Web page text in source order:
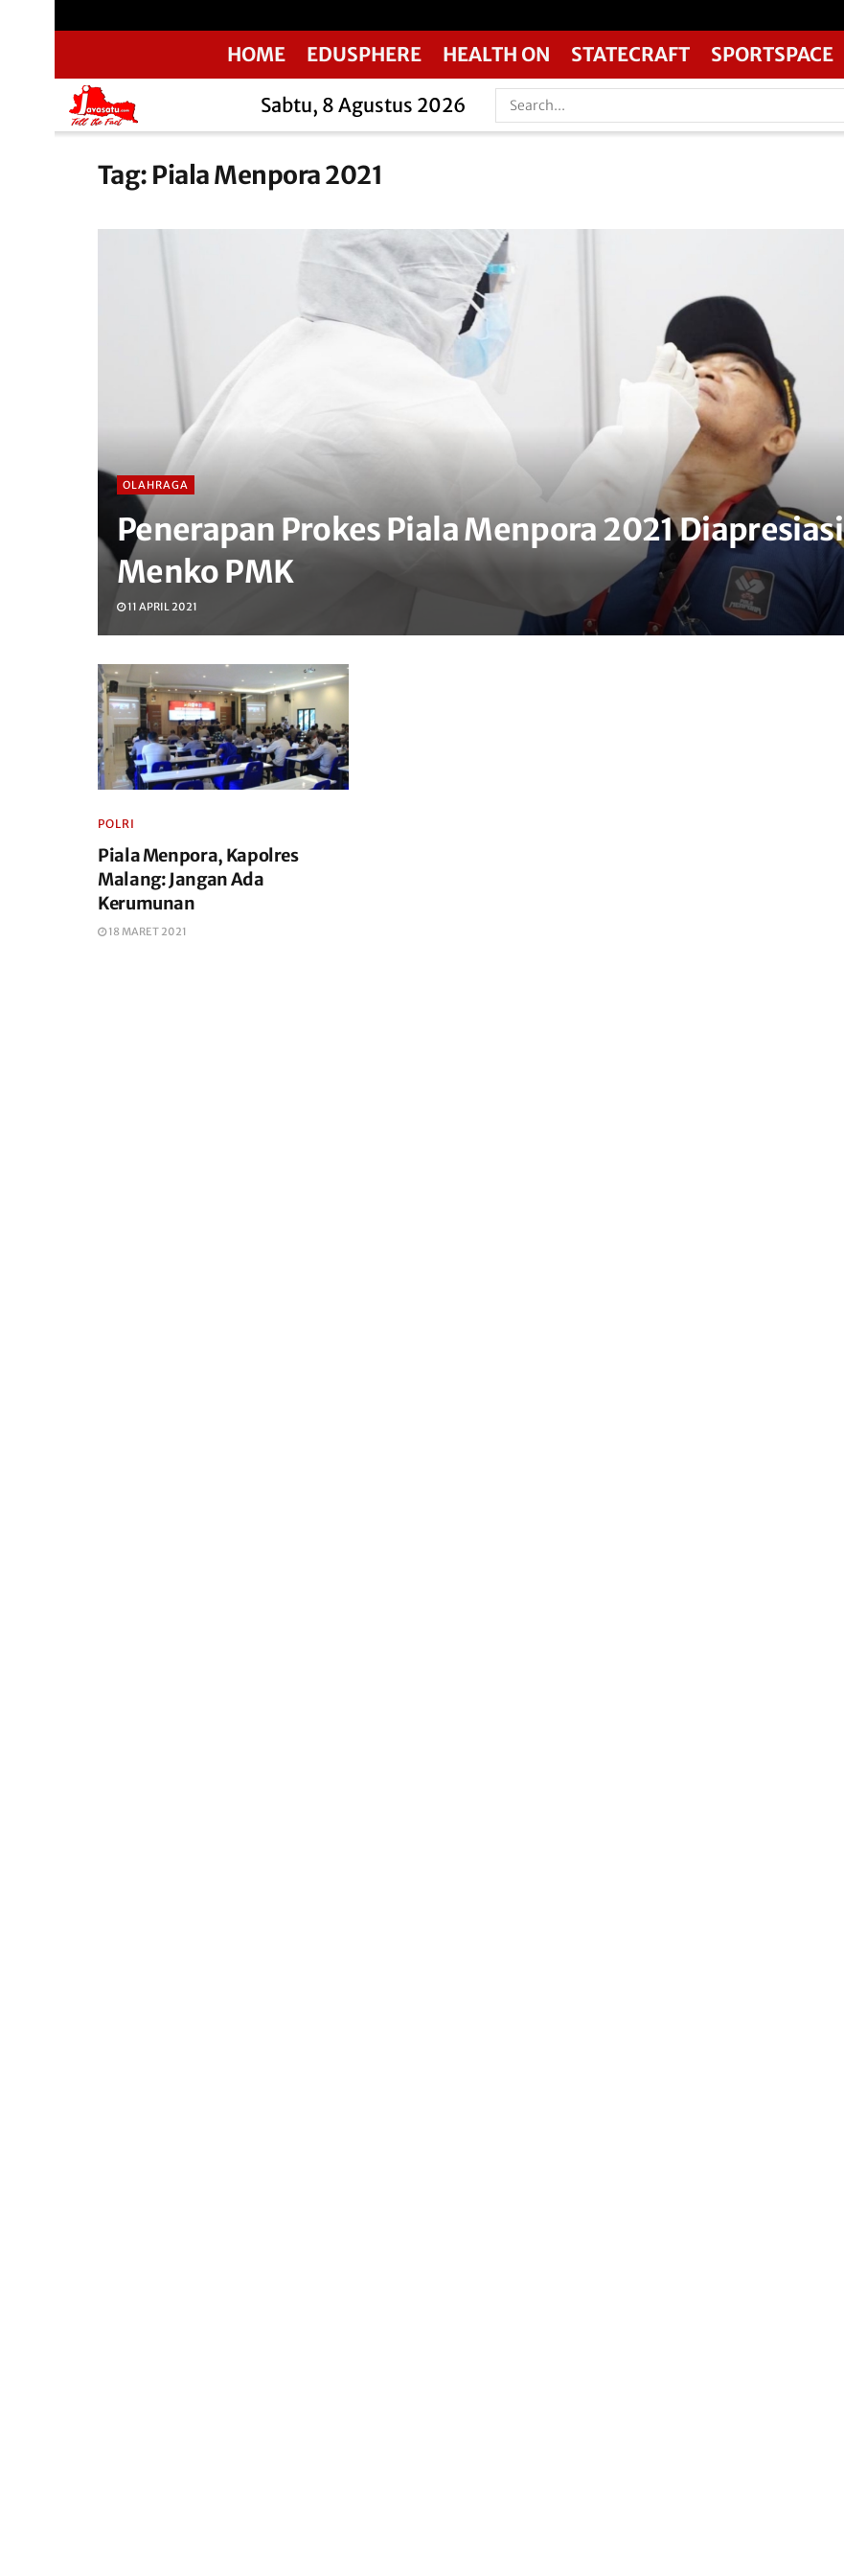
HOME EDUSPHERE HEALTH ON STATECRAFT SPORTSPACE
Sabtu, 8 Agustus 2026
Tag: Piala Menpora 2021
OLAHRAGA
Penerapan Prokes Piala Menpora 2021 Diapresiasi
Menko PMK
11 APRIL 2021
POLRI
Piala Menpora, Kapolres
Malang: Jangan Ada
Kerumunan
18 MARET 2021